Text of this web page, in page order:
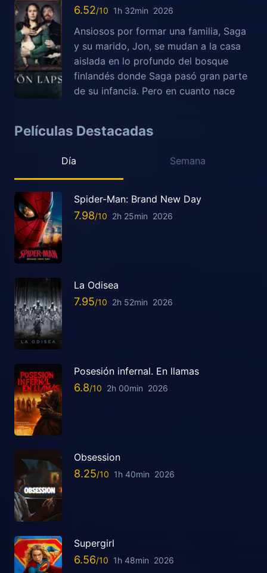
6.52 1h 32min 2026
Ansiosos por formar una familia, Saga
y su marido, Jon, se mudan a la casa
aislada en lo profundo del bosque
finlandés donde Saga pasó gran parte
de su infancia. Pero en cuanto nace
Películas Destacadas
Día Semana
Spider-Man: Brand New Day
7.98 2h 25min 2026
La Odisea
7.95 2h 52min 2026
Posesión infernal. En llamas
6.8 2h 00min 2026
Obsession
8.25 1h 40min 2026
Supergirl
6.56 1h 48min 2026